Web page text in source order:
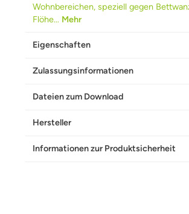
Wohnbereichen, speziell gegen
Flöhe… Mehr
Eigenschaften
Zulassungsinformationen
Dateien zum Download
Hersteller
Informationen zur Produktsicherheit